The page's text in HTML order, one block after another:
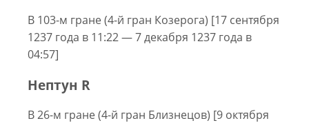
В 103-м гране (4-й гран Козерога) [17 сентября
1237 года в 11:22 — 7 декабря 1237 года в
04:57]
Нептун R
В 26-м гране (4-й гран Близнецов) [9 октября